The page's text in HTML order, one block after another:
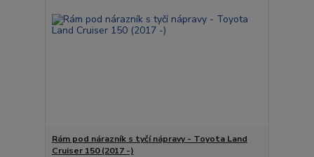
Rám pod nárazník s tyčí nápravy - Toyota Land
Cruiser 150 (2017 -)